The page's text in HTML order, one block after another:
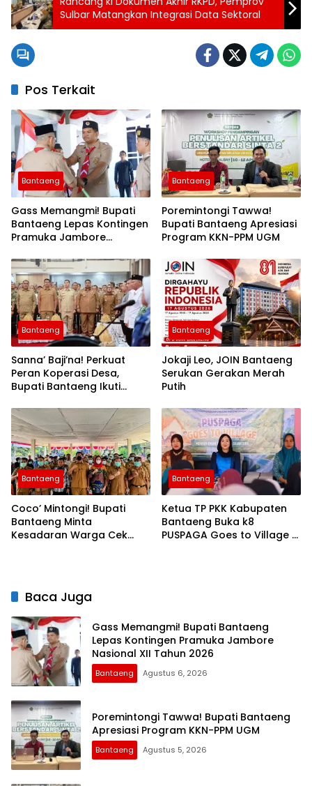
Sulbar Matangkan Integrasi Data Sektoral
Pos Terkait
Bantaeng
Gass Memangmi! Bupati
Bantaeng Lepas Kontingen
Pramuka Jambore
Bantaeng
Poremintongi Tawwa!
Bupati Bantaeng Apresiasi
Program KKN-PPM UGM
Bantaeng
Sanna’ Baji’na! Perkuat
Peran Koperasi Desa,
Bupati Bantaeng Ikuti
Bantaeng
Jokaji Leo, JOIN Bantaeng
Serukan Gerakan Merah
Putih
Bantaeng
Coco’ Mintongi! Bupati
Bantaeng Minta
Kesadaran Warga Cek
Bantaeng
Ketua TP PKK Kabupaten
Bantaeng Buka k8
PUSPAGA Goes to Village di
Baca Juga
Gass Memangmi! Bupati Bantaeng
Lepas Kontingen Pramuka Jambore
Nasional XII Tahun 2026
Bantaeng Agustus 6, 2026
Poremintongi Tawwa! Bupati Bantaeng
Apresiasi Program KKN-PPM UGM
Bantaeng Agustus 5, 2026